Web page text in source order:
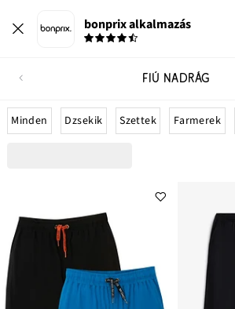
bonprix alkalmazás
FIÚ NADRÁG
Minden Dzsekik Szettek Farmerek